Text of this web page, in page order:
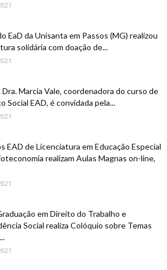
EaD da Unisanta em Passos (MG) realizou
solidária com doação de...
Dra. Marcia Vale, coordenadora do curso de
Social EAD, é convidada pela...
EAD de Licenciatura em Educação Especial
realizam Aulas Magnas on-line,
em Direito do Trabalho e
Social realiza Colóquio sobre Temas